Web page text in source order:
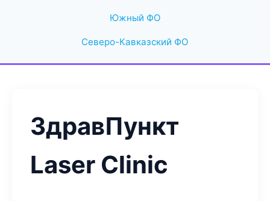
Южный ФО
Северо-Кавказский ФО
ЗдравПункт
Laser Clinic